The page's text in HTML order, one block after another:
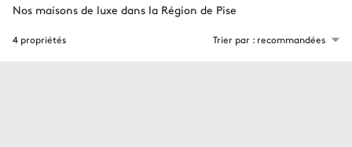
4 propriétés Trier par : recommandées
Nos maisons de luxe dans la Région de Pise